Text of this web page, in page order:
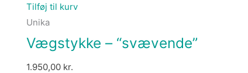
Tilføj til kurv
Unika
Vægstykke – “svævende”
1.950,00 kr.